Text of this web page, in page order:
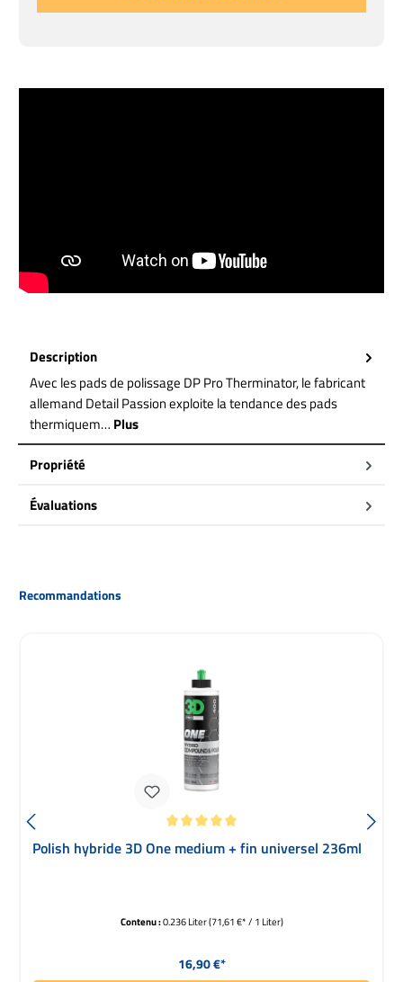
Description
Avec les pads de polissage DP Pro Therminator, le fabricant
allemand Detail Passion exploite la tendance des pads
thermiquem… Plus
Propriété
Évaluations
Ignorer la galerie de produits
Recommandations
Polish hybride 3D One medium + fin universel 236ml
Contenu :0.236 Liter(71,61 €* / 1 Liter)
Prix régulier :
16,90 €*